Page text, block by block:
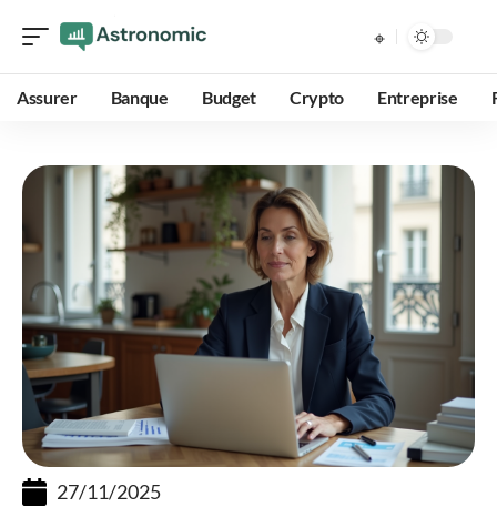
Assurer Banque Budget Crypto Entreprise
27/11/2025